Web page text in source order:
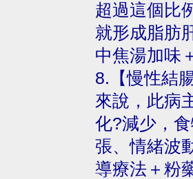
超過這個比
就形成脂肪
中焦湯加味
8.【慢性結
來說，此病
化?減少，
張、情緒波
導療法＋粉